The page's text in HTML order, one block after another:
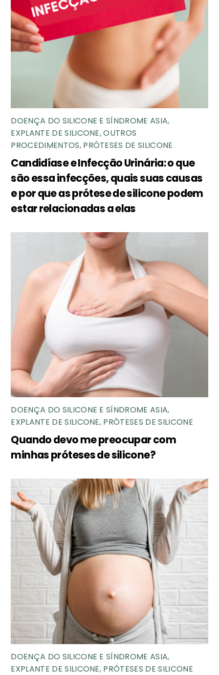
DOENÇA DO SILICONE E SÍNDROME ASIA,
EXPLANTE DE SILICONE,OUTROS
PROCEDIMENTOS, PRÓTESES DE SILICONE
Candidíase e Infecção Urinária: o que
são essa infecções, quais suas causas
e por que as prótese de silicone podem
estar relacionadas a elas
DOENÇA DO SILICONE E SÍNDROME ASIA,
EXPLANTE DE SILICONE, PRÓTESES DE SILICONE
Quando devo me preocupar com
minhas próteses de silicone?
DOENÇA DO SILICONE E SÍNDROME ASIA,
EXPLANTE DE SILICONE, PRÓTESES DE SILICONE